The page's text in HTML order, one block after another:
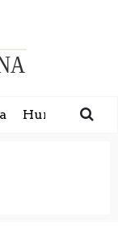
Humanidad